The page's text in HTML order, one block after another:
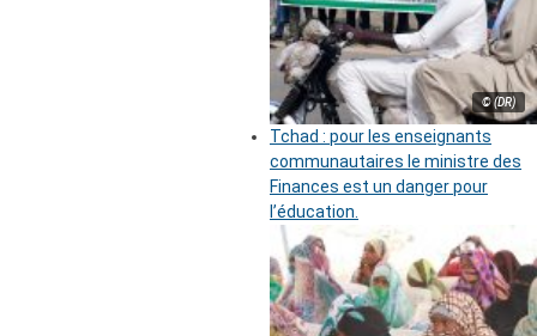
© (DR)
Tchad : pour les enseignants
communautaires le ministre des
Finances est un danger pour
l’éducation.